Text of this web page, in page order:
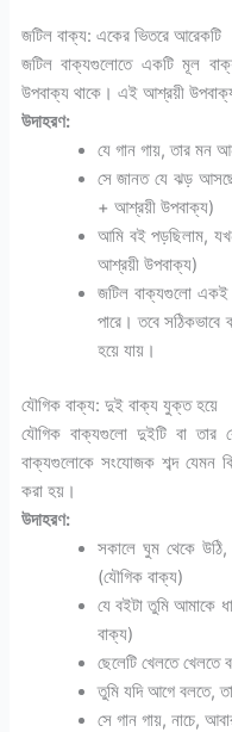
জটিল বাক্য: একের ভিতরে আরেকটি
জটিল বাক্যগুলোতে একটি মূল
উপবাক্য থাকে। এই আশ্রয়ী উপবাক্য
উদাহরণ:
যে গান গায়, তার মন
সে জানত যে ঝড়
+ আশ্রয়ী উপবাক্য)
আমি বই পড়ছিলাম,
আশ্রয়ী উপবাক্য)
জটিল বাক্যগুলো একই
পারে। তবে সঠিকভাবে
হয়ে যায়।
যৌগিক বাক্য: দুই বাক্য যুক্ত হয়ে
যৌগিক বাক্যগুলো দুইটি বা তার
বাক্যগুলোকে সংযোজক শব্দ যেমন
করা হয়।
উদাহরণ:
সকালে ঘুম থেকে উঠি,
(যৌগিক বাক্য)
যে বইটা তুমি আমাকে
বাক্য)
ছেলেটি খেলতে
তুমি যদি আগে বলতে,
সে গান গায়, নাচে,